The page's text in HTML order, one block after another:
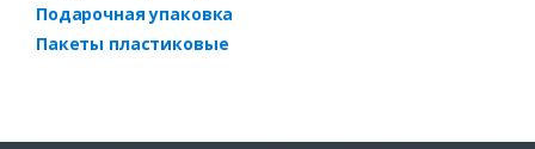
Подарочная упаковка
Пакеты пластиковые